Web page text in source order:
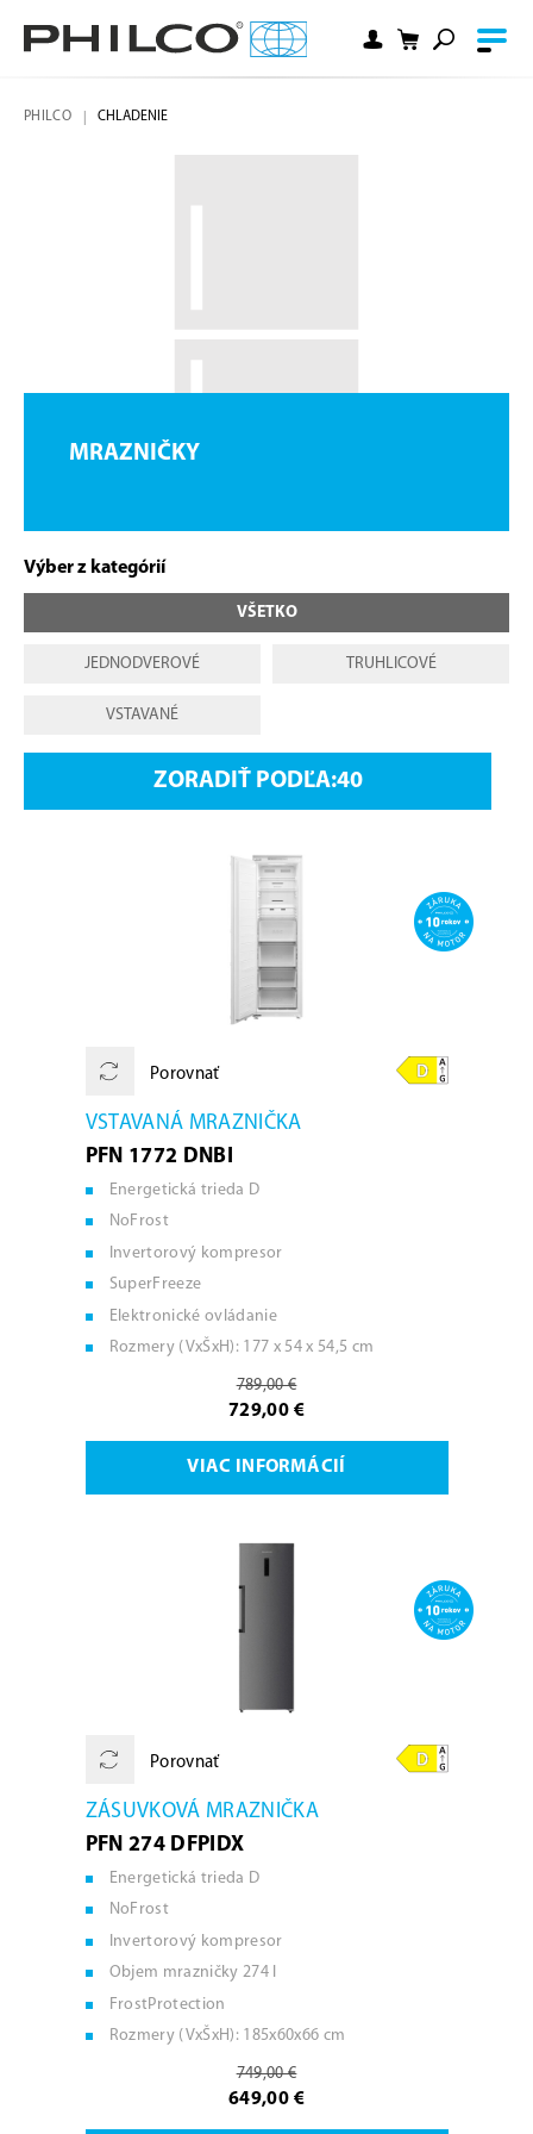
PHILCO CHLADENIE
MRAZNIČKY
Výber z kategórií
JEDNODVEROVÉ TRUHLICOVÉ
VSTAVANÉ
VŠETKO
ZORADIŤ PODĽA:
Porovnať
VSTAVANÁ MRAZNIČKA
PFN 1772 DNBI
Energetická trieda D
NoFrost
Invertorový kompresor
SuperFreeze
Elektronické ovládanie
Rozmery (VxŠxH): 177 x 54 x 54,5 cm
789,00 €
729,00 €
VIAC INFORMÁCIÍ
Porovnať
ZÁSUVKOVÁ MRAZNIČKA
PFN 274 DFPIDX
Energetická trieda D
NoFrost
Invertorový kompresor
Objem mrazničky 274 l
FrostProtection
Rozmery (VxŠxH): 185x60x66 cm
749,00 €
649,00 €